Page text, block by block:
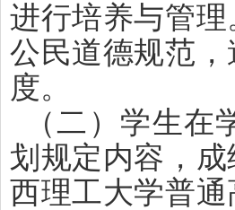
进行培养与管
公民道德规范
度。
（二）学生
划规定内容，
西理工大学普